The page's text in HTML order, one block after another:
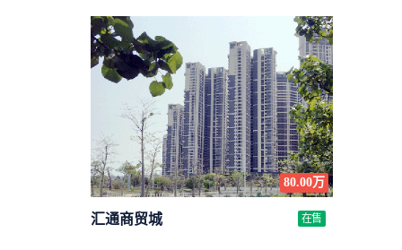
80.00万
汇通商贸城 在售